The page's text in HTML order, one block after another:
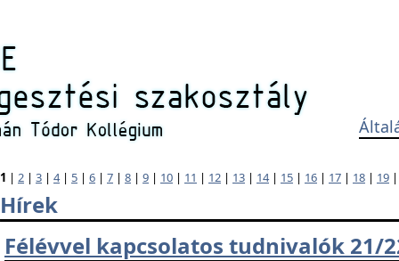
1 | 2 | 3 | 4| 5 | 6 | 7 | 8 | 9 | 10 | 11 | 12 | 13 | 14| 15 | 16 | 17 | 18 | 19 |
Hírek
Félévvel kapcsolatos tudnivalók 21/